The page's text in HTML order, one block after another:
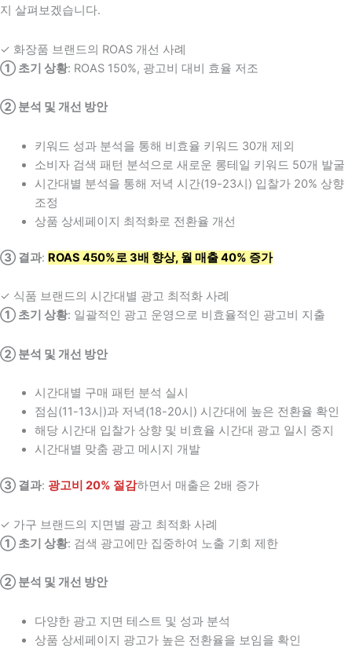
지 살펴보겠습니다.
✓ 화장품 브랜드의 ROAS 개선 사례
① 초기 상황: ROAS 150%, 광고비 대비 효율 저조
② 분석 및 개선 방안
키워드 성과 분석을 통해 비효율 키워드 30개 제외
소비자 검색 패턴 분석으로 새로운 롱테일 키워드 50개 발굴
시간대별 분석을 통해 저녁 시간(19-23시) 입찰가 20% 상향
조정
상품 상세페이지 최적화로 전환율 개선
③ 결과: ROAS 450%로 3배 향상, 월 매출 40% 증가
✓ 식품 브랜드의 시간대별 광고 최적화 사례
① 초기 상황: 일괄적인 광고 운영으로 비효율적인 광고비 지출
② 분석 및 개선 방안
시간대별 구매 패턴 분석 실시
점심(11-13시)과 저녁(18-20시) 시간대에 높은 전환율 확인
해당 시간대 입찰가 상향 및 비효율 시간대 광고 일시 중지
시간대별 맞춤 광고 메시지 개발
③ 결과: 광고비 20% 절감하면서 매출은 2배 증가
✓ 가구 브랜드의 지면별 광고 최적화 사례
① 초기 상황: 검색 광고에만 집중하여 노출 기회 제한
② 분석 및 개선 방안
다양한 광고 지면 테스트 및 성과 분석
상품 상세페이지 광고가 높은 전환율을 보임을 확인